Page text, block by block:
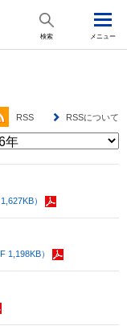
検索 メニュー
RSSについて
RSS
）
1,198KB）